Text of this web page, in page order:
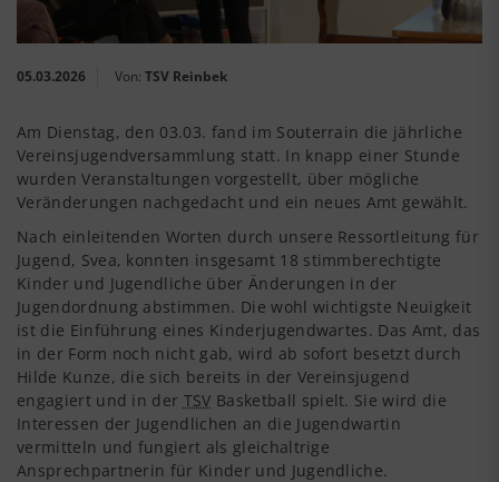
05.03.2026 Von: TSV Reinbek
Am Dienstag, den 03.03. fand im Souterrain die jährliche
Vereinsjugendversammlung statt. In knapp einer Stunde
wurden Veranstaltungen vorgestellt, über mögliche
Veränderungen nachgedacht und ein neues Amt gewählt.
Nach einleitenden Worten durch unsere Ressortleitung für
Jugend, Svea, konnten insgesamt 18 stimmberechtigte
Kinder und Jugendliche über Änderungen in der
Jugendordnung abstimmen. Die wohl wichtigste Neuigkeit
ist die Einführung eines Kinderjugendwartes. Das Amt, das
in der Form noch nicht gab, wird ab sofort besetzt durch
Hilde Kunze, die sich bereits in der Vereinsjugend
engagiert und in der TSV Basketball spielt. Sie wird die
Interessen der Jugendlichen an die Jugendwartin
vermitteln und fungiert als gleichaltrige
Ansprechpartnerin für Kinder und Jugendliche.